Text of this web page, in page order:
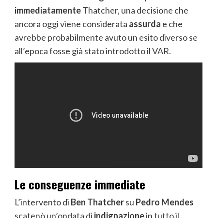
immediatamenteThatcher, una decisione che
ancora oggi viene considerata assurda e che
avrebbe probabilmente avuto un esito diverso se
all’epoca fosse già stato introdotto il VAR.
Le conseguenze immediate
L’intervento di Ben Thatchersu Pedro Mendes
scatenò un’ondata di indignazionein tutto il